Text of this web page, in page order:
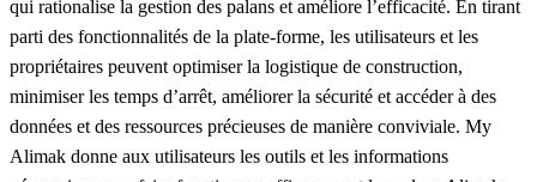
qui rationalise la gestion des palans et améliore l’efficacité. En tirant
parti des fonctionnalités de la plate-forme, les utilisateurs et les
propriétaires peuvent optimiser la logistique de construction,
minimiser les temps d’arrêt, améliorer la sécurité et accéder à des
données et des ressources précieuses de manière conviviale. My
Alimak donne aux utilisateurs les outils et les informations